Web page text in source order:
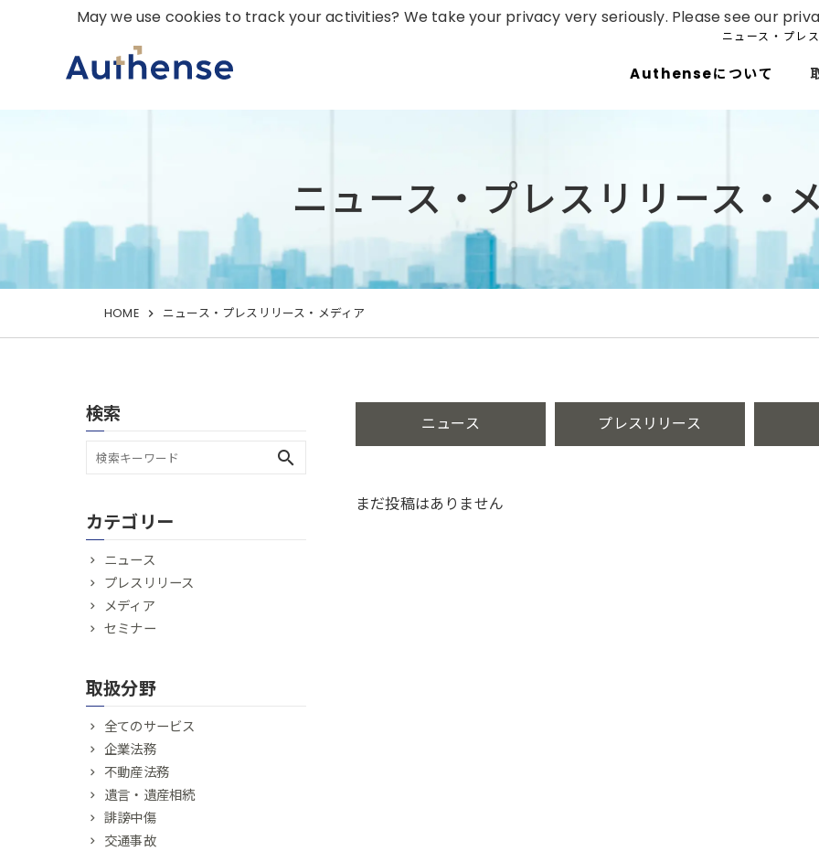
ニュース・プレ
Authenseについて
ニュース・プレスリリース・
HOME ニュース・プレスリリース・メディア
ニュース プレスリリース
まだ投稿はありません
検索
search
カテゴリー
ニュース
プレスリリース
メディア
セミナー
取扱分野
全てのサービス
企業法務
不動産法務
遺言・遺産相続
誹謗中傷
交通事故
May we use cookies to track your activities? We take your privacy very seriously. Please see our